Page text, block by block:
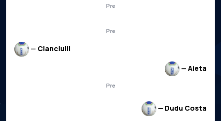
Pre
Pre
— Cianciulli
— Aieta
Pre
— Dudu Costa